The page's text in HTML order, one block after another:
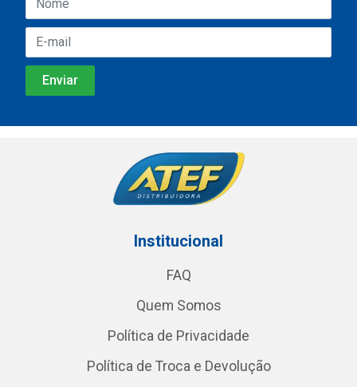
Institucional
FAQ
Quem Somos
Política de Privacidade
Política de Troca e Devolução